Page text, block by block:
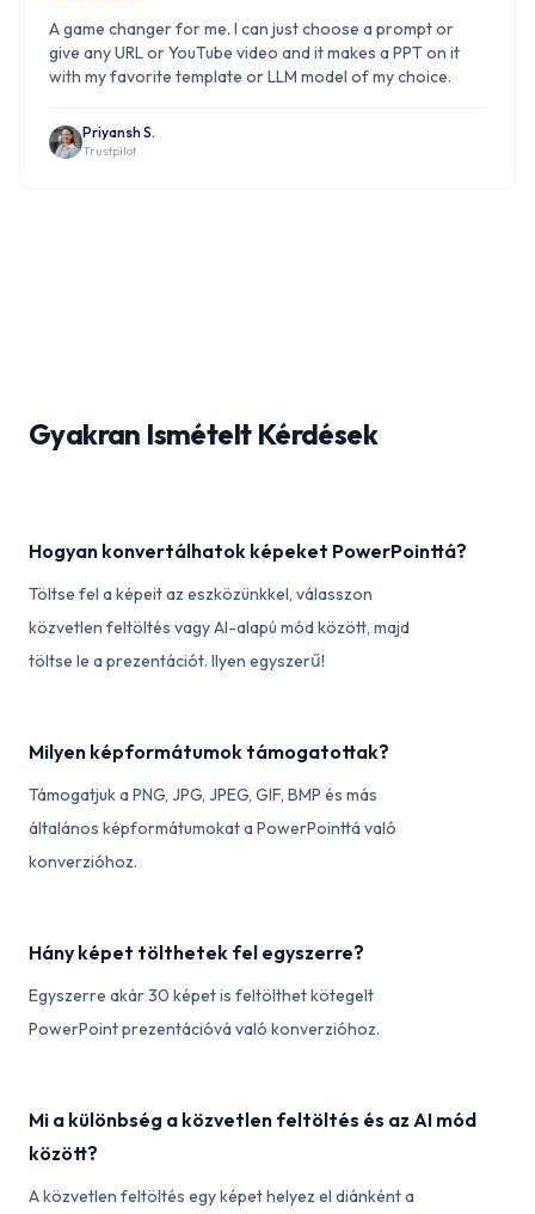
A game changer for me. I can just choose a prompt or
give any URL or YouTube video and it makes a PPT on it
with my favorite template or LLM model of my choice.
Priyansh S.
Trustpilot
Gyakran Ismételt Kérdések
Hogyan konvertálhatok képeket PowerPointtá?
Töltse fel a képeit az eszközünkkel, válasszon
közvetlen feltöltés vagy AI-alapú mód között, majd
töltse le a prezentációt. Ilyen egyszerű!
Milyen képformátumok támogatottak?
Támogatjuk a PNG, JPG, JPEG, GIF, BMP és más
általános képformátumokat a PowerPointtá való
konverzióhoz.
Hány képet tölthetek fel egyszerre?
Egyszerre akár 30 képet is feltölthet kötegelt
PowerPoint prezentációvá való konverzióhoz.
Mi a különbség a közvetlen feltöltés és az AI mód
között?
A közvetlen feltöltés egy képet helyez el diánként a